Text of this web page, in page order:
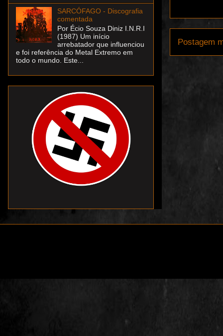
Postagem
SARCÓFAGO - Discografia
comentada
Por Écio Souza Diniz I.N.R.I
(1987) Um início
arrebatador que influenciou
e foi referência do Metal Extremo em
todo o mundo. Este...